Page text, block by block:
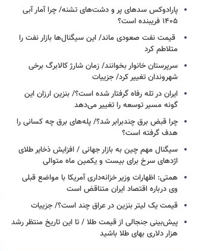
پارادوکس سدهای پر و دشت‌های تشنه/ چرا آمار آبی
۱۴۰۵ فریبنده است؟
قیمت نفت صعودی ماند/ این سیگنال‌ها بازار نفت را
متلاطم کرد
سرپرستان خانوار بخوانند/ زمان شارژ کالابرگ برخی
شهروندان تغییر کرد/ جزییات
ایران در تله رفاه گرفتار شده است؟/ بنزین ارزان این
گونه مسیر توسعه را تغییر می‌دهد
چرا قبض برق چندبرابر شد؟/ پله‌های برق چه کسانی را
هدف گرفته است؟
سیگنال‌ مهم چین به بازار جهانی / افزایش ذخایر طلای
اژدهای سرخ برای بیست و یکمین ماه متوالی
همتی: اظهارات وزیر خزانه‌داری آمریکا با مواضع قبلی
وی درباره اقتصاد ایران متناقض است
قیمت یک لیتر بنزین در عراق چند است؟/ جزییات
پیش‌بینی جنجالی از قیمت طلا / تا این تاریخ منتظر رشد
هزار دلاری بهای طلا باشید